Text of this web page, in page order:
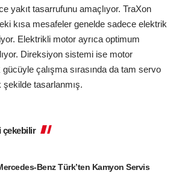
yakıt tasarrufunu amaçlıyor. TraXon
kısa mesafeler genelde sadece elektrik
Elektrikli motor ayrıca optimum
Direksiyon sistemi ise motor
çalışma sırasında da tam servo
tasarlanmış.
çekebilir
Benz Türk’ten Kamyon Servis